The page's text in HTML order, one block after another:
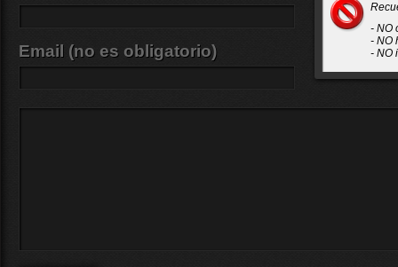
- NO
- NO
- NO
Email (no es obligatorio)